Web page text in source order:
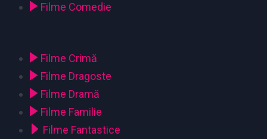
Filme Comedie
Filme Crimă
Filme Dragoste
Filme Dramă
Filme Familie
Filme Fantastice